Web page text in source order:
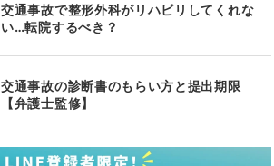
交通事故で整形外科がリハビリしてくれな
い…転院するべき？
交通事故の診断書のもらい方と提出期限
【弁護士監修】